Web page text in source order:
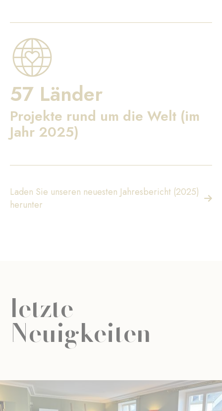
57 Länder
Projekte rund um die Welt (im
Jahr 2025)
Laden Sie unseren neuesten Jahresbericht (2025)
herunter
letzte
Neuigkeiten